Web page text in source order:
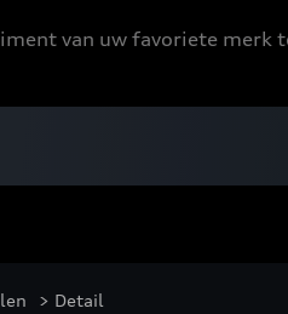
van uw favoriete merk
> Detail